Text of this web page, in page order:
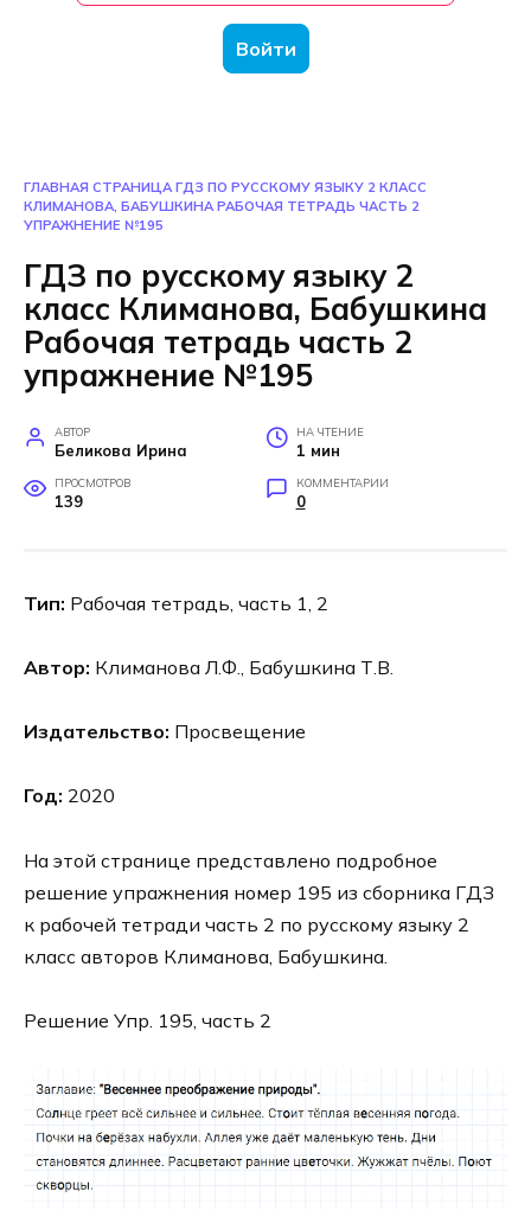
Войти
ГЛАВНАЯ СТРАНИЦА ГДЗ ПО РУССКОМУ ЯЗЫКУ 2 КЛАСС
КЛИМАНОВА, БАБУШКИНА РАБОЧАЯ ТЕТРАДЬ ЧАСТЬ 2
УПРАЖНЕНИЕ №195
ГДЗ по русскому языку 2
класс Климанова, Бабушкина
Рабочая тетрадь часть 2
упражнение №195
АВТОР
Беликова Ирина
НА ЧТЕНИЕ
1 мин
ПРОСМОТРОВ
139
КОММЕНТАРИИ
0
Тип: Рабочая тетрадь, часть 1, 2
Автор: Климанова Л.Ф., Бабушкина Т.В.
Издательство: Просвещение
Год: 2020
На этой странице представлено подробное
решение упражнения номер 195 из сборника ГДЗ
к рабочей тетради часть 2 по русскому языку 2
класс авторов Климанова, Бабушкина.
Решение Упр. 195, часть 2